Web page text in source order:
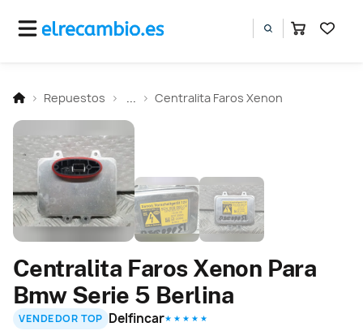
Repuestos Centralita Faros Xenon
Centralita Faros Xenon Para
Bmw Serie 5 Berlina
VENDEDOR TOP Delfincar★ ★ ★ ★ ★